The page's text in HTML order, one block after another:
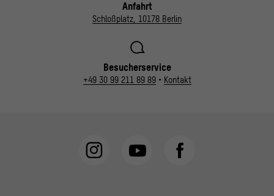
Anfahrt
Schloßplatz, 10178 Berlin
Besucherservice
+49 30 99 211 89 89• Kontakt